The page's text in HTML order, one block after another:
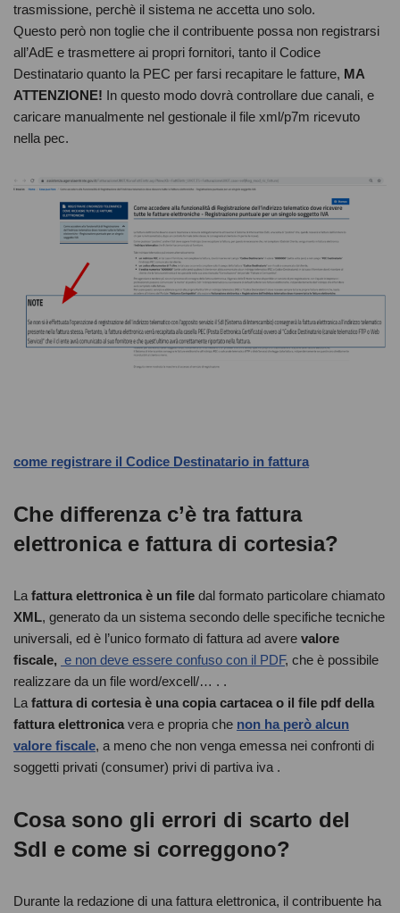
trasmissione, perchè il sistema ne accetta uno solo.
Questo però non toglie che il contribuente possa non registrarsi
all’AdE e trasmettere ai propri fornitori, tanto il Codice
Destinatario quanto la PEC per farsi recapitare le fatture, MA
ATTENZIONE! In questo modo dovrà controllare due canali, e
caricare manualmente nel gestionale il file xml/p7m ricevuto
nella pec.
come registrare il Codice Destinatario in fattura
Che differenza c’è tra fattura
elettronica e fattura di cortesia?
La fattura elettronica è un file dal formato particolare chiamato
XML, generato da un sistema secondo delle specifiche tecniche
universali, ed è l’unico formato di fattura ad avere valore
fiscale, e non deve essere confuso con il PDF, che è possibile
realizzare da un file word/excell/… . .
La fattura di cortesia è una copia cartacea o il file pdf della
fattura elettronica vera e propria che non ha però alcun
valore fiscale, a meno che non venga emessa nei confronti di
soggetti privati (consumer) privi di partiva iva .
Cosa sono gli errori di scarto del
SdI e come si correggono?
Durante la redazione di una fattura elettronica, il contribuente ha